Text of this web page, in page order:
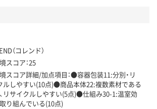
（コレンド）
スコア：25
スコア詳細/加点項目：●容器包装11:分別・リ
ルしやすい(10点)●商品本体22:複数素材である
リサイクルしやすい(5点)●仕組み30-1:温室効
り組んでいる(10点)